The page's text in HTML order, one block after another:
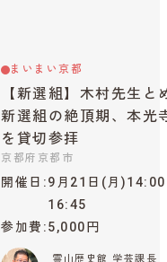
まいまい京都
【新選組】木村先生と
新選組の絶頂期、本光
を貸切参拝
京都府京都市
開催日
9月21日(月
16:45
参加費 5,000円
霊山歴史館 学芸課長